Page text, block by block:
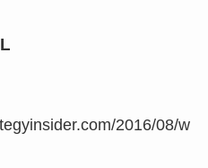
2016/08/w